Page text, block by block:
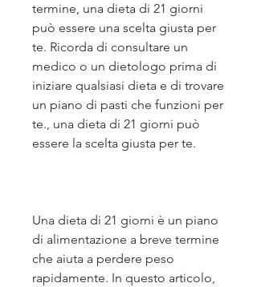
termine, una dieta di 21 giorni
può essere una scelta giusta per
te. Ricorda di consultare un
medico o un dietologo prima di
iniziare qualsiasi dieta e di trovare
un piano di pasti che funzioni per
te., una dieta di 21 giorni può
essere la scelta giusta per te.
Una dieta di 21 giorni è un piano
di alimentazione a breve termine
che aiuta a perdere peso
rapidamente. In questo articolo,